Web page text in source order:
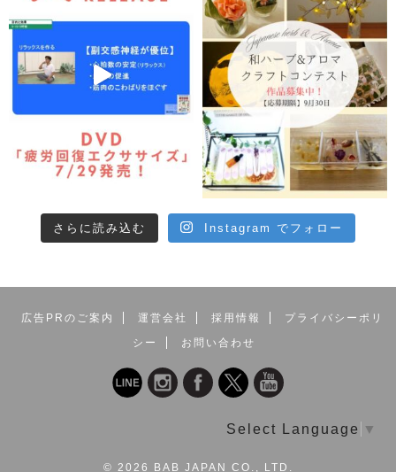
さらに読み込む Instagram でフォロー
広告PRのご案内 運営会社 採用情報
プライバシーポリ
シー
お問い合わせ
Select Language ▼
© 2026 BAB JAPAN CO., LTD.